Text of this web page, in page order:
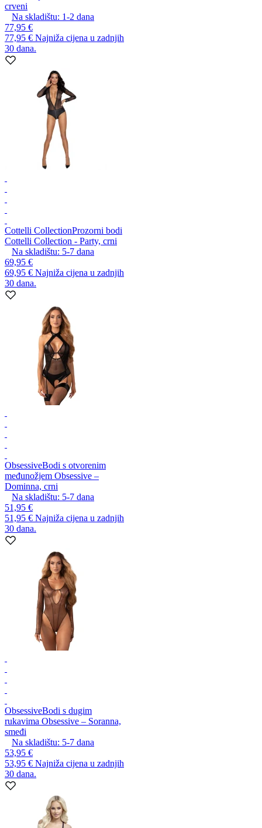
crveni
Na skladištu: 1-2 dana
77,95 €
77,95 € Najniža cijena u zadnjih
30 dana.
Cottelli CollectionProzorni bodi
Cottelli Collection - Party, crni
Na skladištu: 5-7 dana
69,95 €
69,95 € Najniža cijena u zadnjih
30 dana.
ObsessiveBodi s otvorenim
međunožjem Obsessive –
Dominna, crni
Na skladištu: 5-7 dana
51,95 €
51,95 € Najniža cijena u zadnjih
30 dana.
ObsessiveBodi s dugim
rukavima Obsessive – Soranna,
smeđi
Na skladištu: 5-7 dana
53,95 €
53,95 € Najniža cijena u zadnjih
30 dana.